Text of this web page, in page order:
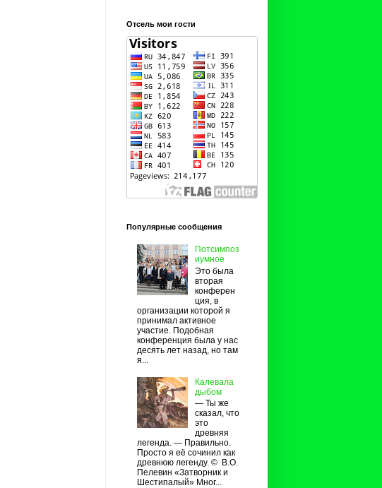
Отсель мои гости
Популярные сообщения
Потсимпоз
иумное
Это была
вторая
конферен
ция, в
организации которой я
принимал активное
участие. Подобная
конференция была у нас
десять лет назад, но там
я...
Калевала
дыбом
— Ты же
сказал, что
это
древняя
легенда. — Правильно.
Просто я её сочинил как
древнюю легенду. © В.О.
Пелевин «Затворник и
Шестипалый» Мног...